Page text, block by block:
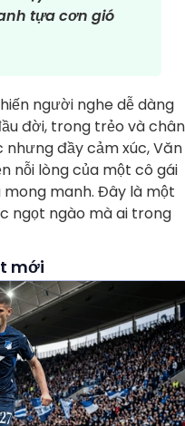
tựa cơn gió
người nghe dễ dàng
đời, trong trẻo và chân
nhưng đầy cảm xúc, Văn
nỗi lòng của một cô gái
manh. Đây là một
ngọt ngào mà ai trong
mới